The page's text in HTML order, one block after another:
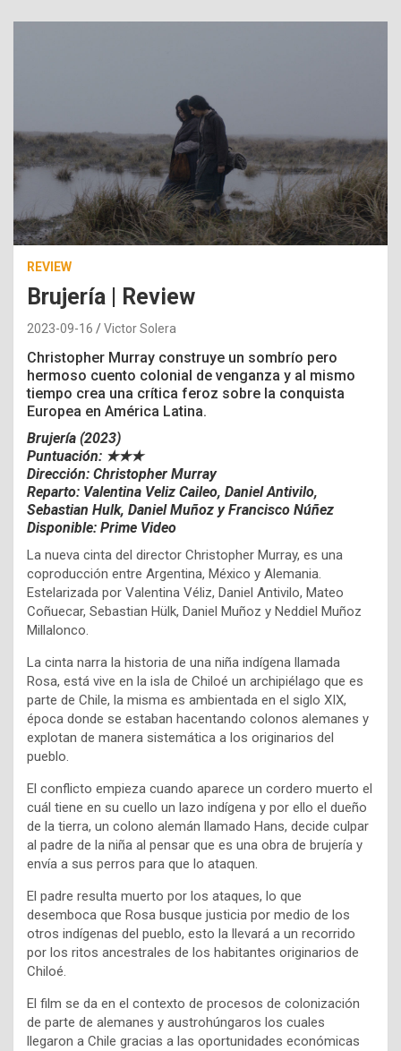
REVIEW
Brujería | Review
2023-09-16 Victor Solera
Christopher Murray construye un sombrío pero
hermoso cuento colonial de venganza y al mismo
tiempo crea una crítica feroz sobre la conquista
Europea en América Latina.
Brujería (2023)
Puntuación: ★★★
Dirección: Christopher Murray
Reparto: Valentina Veliz Caileo, Daniel Antivilo,
Sebastian Hulk, Daniel Muñoz y Francisco Núñez
Disponible: Prime Video
La nueva cinta del director Christopher Murray, es una
coproducción entre Argentina, México y Alemania.
Estelarizada por Valentina Véliz, Daniel Antivilo, Mateo
Coñuecar, Sebastian Hülk, Daniel Muñoz y Neddiel Muñoz
Millalonco.
La cinta narra la historia de una niña indígena llamada
Rosa, está vive en la isla de Chiloé un archipiélago que es
parte de Chile, la misma es ambientada en el siglo XIX,
época donde se estaban hacentando colonos alemanes y
explotan de manera sistemática a los originarios del
pueblo.
El conflicto empieza cuando aparece un cordero muerto el
cuál tiene en su cuello un lazo indígena y por ello el dueño
de la tierra, un colono alemán llamado Hans, decide culpar
al padre de la niña al pensar que es una obra de brujería y
envía a sus perros para que lo ataquen.
El padre resulta muerto por los ataques, lo que
desemboca que Rosa busque justicia por medio de los
otros indígenas del pueblo, esto la llevará a un recorrido
por los ritos ancestrales de los habitantes originarios de
Chiloé.
El film se da en el contexto de procesos de colonización
de parte de alemanes y austrohúngaros los cuales
llegaron a Chile gracias a las oportunidades económicas